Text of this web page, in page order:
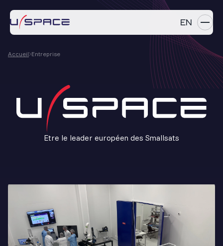
EN
SERVICES
RÉFÉRENCES
ENTREPRISE
Contactez-nous
Accueil Entreprise
Etre le leader européen des Smallsats